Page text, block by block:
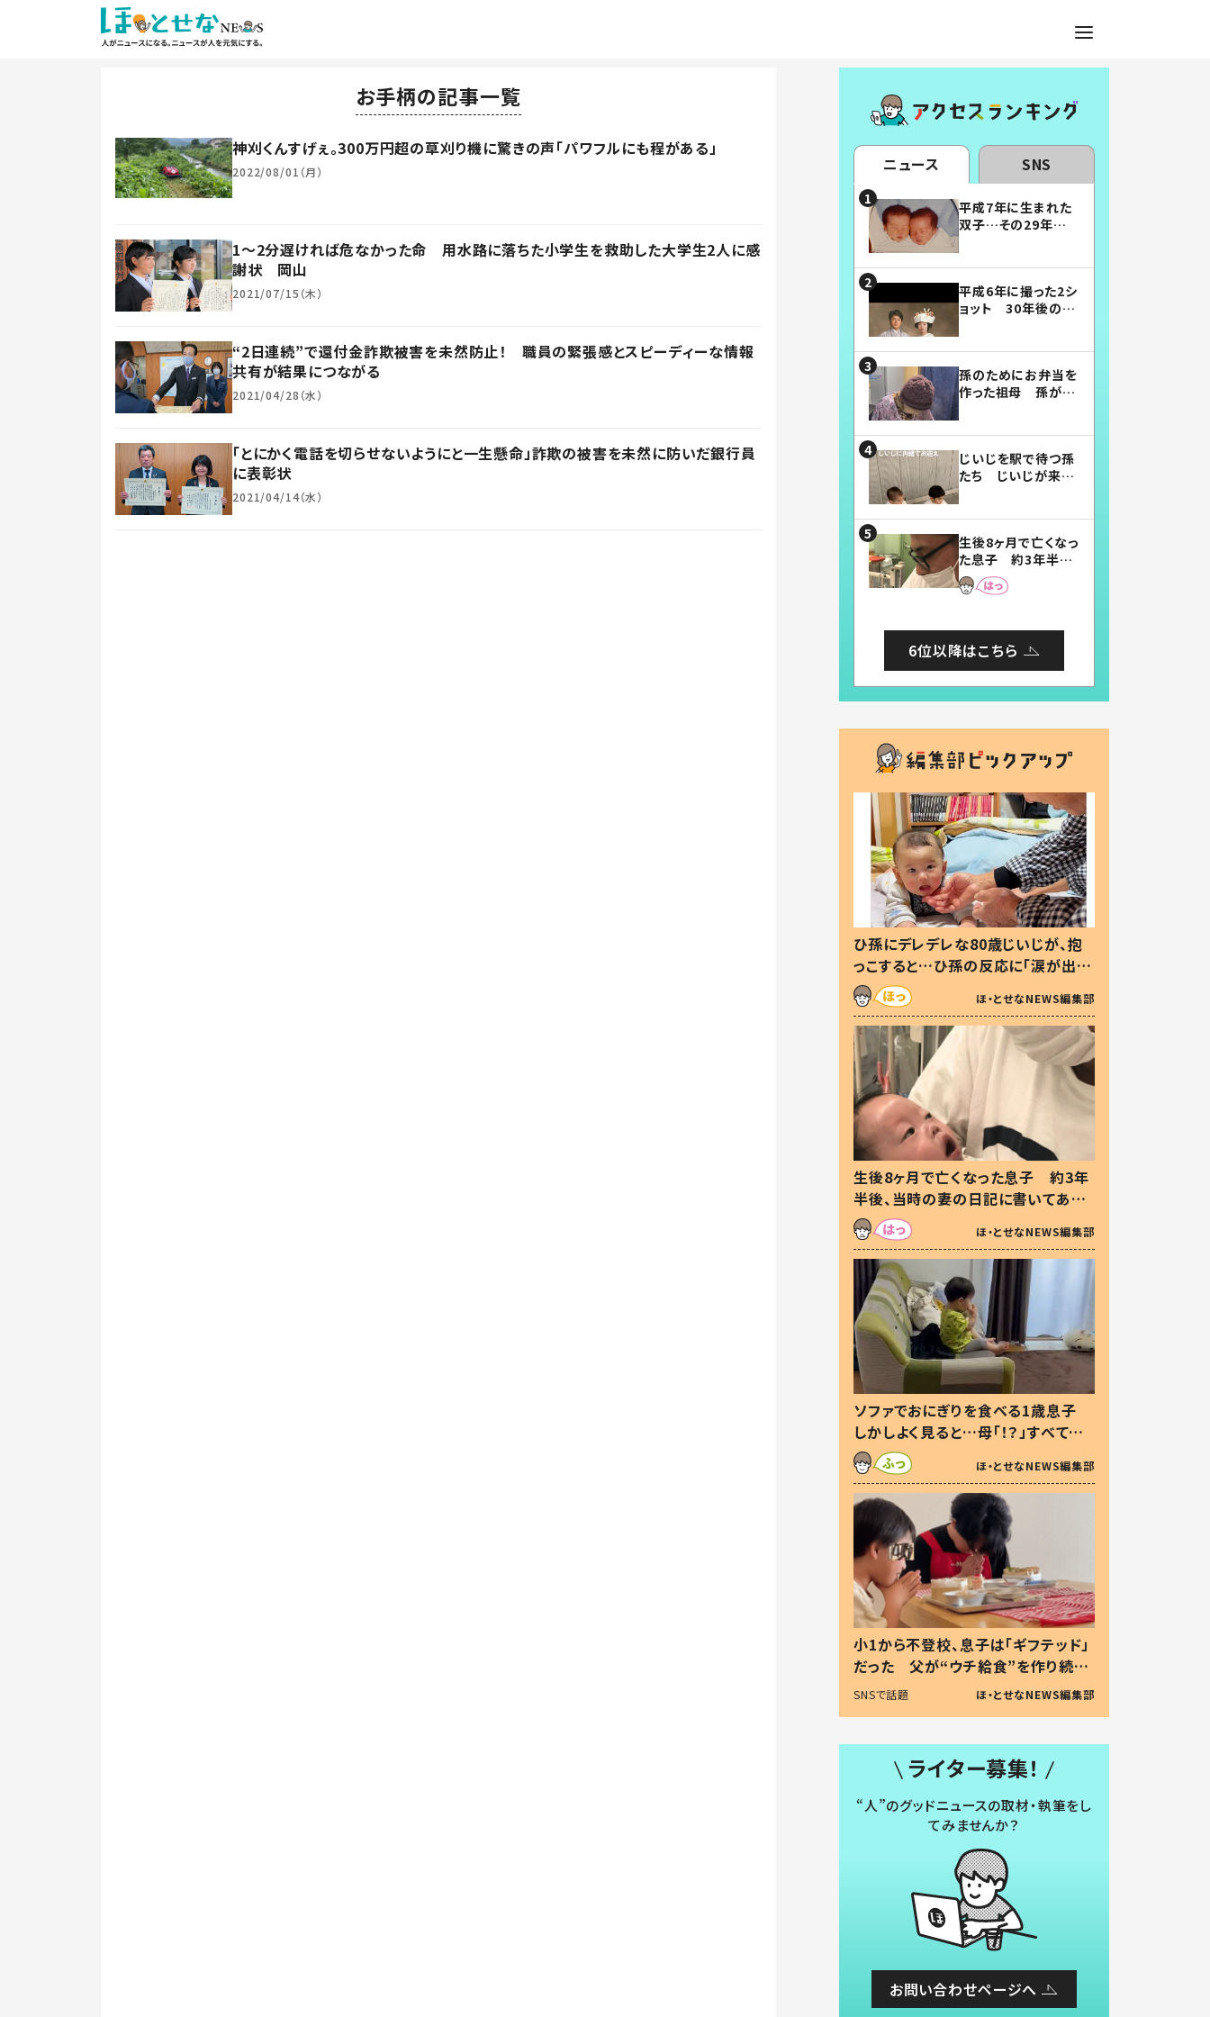
お手柄の記事一覧
神刈くんすげぇ。300万円超の草刈り機に驚きの声「パワフルにも程がある」
2022/08/01（月）
1～2分遅ければ危なかった命 用水路に落ちた小学生を救助した大学生2人に感
謝状 岡山
2021/07/15（木）
“2日連続”で還付金詐欺被害を未然防止！ 職員の緊張感とスピーディーな情報
共有が結果につながる
2021/04/28（水）
「とにかく電話を切らせないようにと一生懸命」詐欺の被害を未然に防いだ銀行員
に表彰状
2021/04/14（水）
ニュース SNS
平成7年に生まれた
双子…その29年後
平成6年に撮った2シ
ョット 30年後の姿
孫のためにお弁当を
作った祖母 孫が絶
じいじを駅で待つ孫
たち じいじが来た
まらない」「幸せにな
れる」
生後8ヶ月で亡くなっ
た息子 約3年半
後、当時の妻の日記
に書いてあった本音
6位以降はこちら
ひ孫にデレデレな80歳じいじが、抱
っこすると…ひ孫の反応に「涙が出ま
した」「可愛くて仕方ない」
ほ・とせなNEWS編集部
生後8ヶ月で亡くなった息子 約3年
半後、当時の妻の日記に書いてあっ
た本音とは
ほ・とせなNEWS編集部
ソファでおにぎりを食べる1歳息子
しかしよく見ると…母「！？」すべてを
察した母の投稿に「可愛いから許
す！」「現行犯〜」
ほ・とせなNEWS編集部
小1から不登校、息子は「ギフテッド」
だった 父が“ウチ給食”を作り続け
る理由とは #令和の親 #令和の子
SNSで話題 ほ・とせなNEWS編集部
ライター募集！
“人”のグッドニュースの取材・執筆をし
てみませんか？
お問い合わせページへ